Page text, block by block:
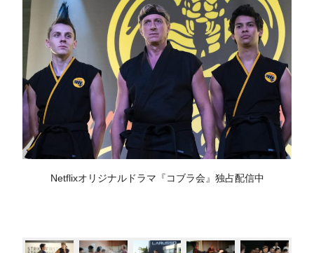
Netflixオリジナルドラマ『コブラ会』独占配信中